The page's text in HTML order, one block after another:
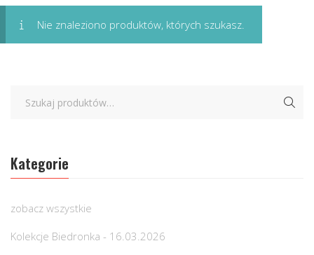
Nie znaleziono produktów, których szukasz.
Kategorie
zobacz wszystkie
Kolekcje Biedronka - 16.03.2026